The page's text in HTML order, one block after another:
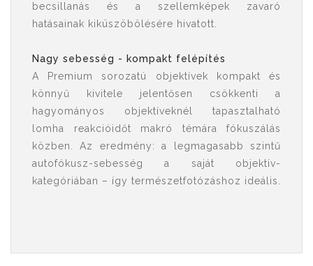
becsillanás és a szellemképek zavaró
hatásainak kiküszöbölésére hivatott.
Nagy sebesség - kompakt felépítés
A Premium sorozatú objektívek kompakt és
könnyű kivitele jelentősen csökkenti a
hagyományos objektíveknél tapasztalható
lomha reakcióidőt makró témára fókuszálás
közben. Az eredmény: a legmagasabb szintű
autofókusz-sebesség a saját objektív-
kategóriában – így természetfotózáshoz ideális.